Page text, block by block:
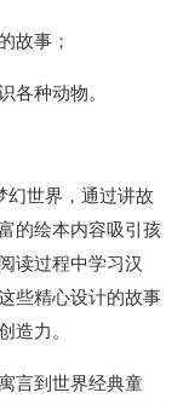
故事；
各种动物。
幻世界，通过讲故
的绘本内容吸引孩
读过程中学习汉
些精心设计的故事
造力。
言到世界经典童